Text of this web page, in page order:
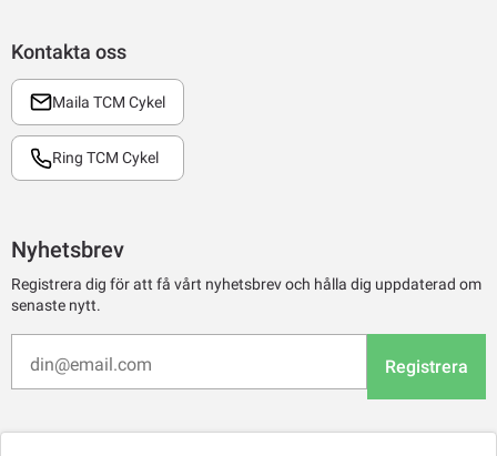
Kontakta oss
Maila TCM Cykel
Ring TCM Cykel
Nyhetsbrev
Registrera dig för att få vårt nyhetsbrev och hålla dig uppdaterad om
senaste nytt.
Registrera